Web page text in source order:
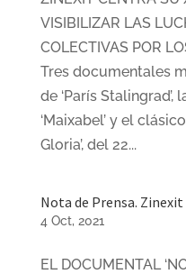
VISIBILIZAR LAS
COLECTIVAS POR
Tres documentales
de ‘París
‘Maixabel’ y el
Gloria’, del 22...
Nota de Prensa.
4 Oct, 2021
EL DOCUMENTAL